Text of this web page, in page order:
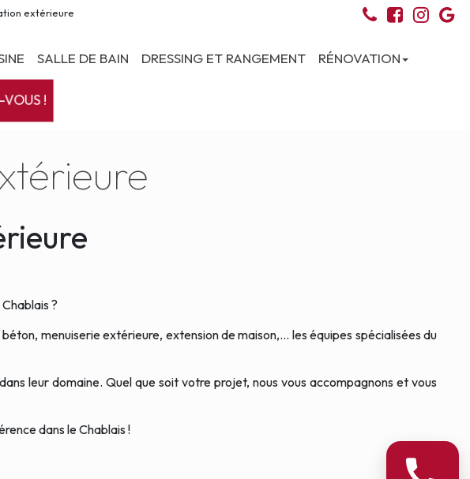
extérieure
SALLE DE BAIN DRESSING ET RANGEMENT RÉNOVATION
VOUS !
?
menuiserie extérieure, extension de maison,... les équipes spécialisées du
leur domaine. Quel que soit votre projet, nous vous accompagnons et vous
dans le Chablais !